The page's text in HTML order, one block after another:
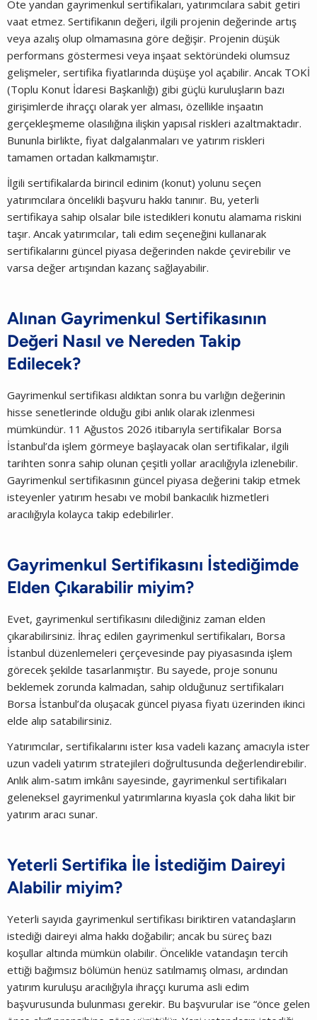
Öte yandan gayrimenkul sertifikaları, yatırımcılara sabit getiri
vaat etmez. Sertifikanın değeri, ilgili projenin değerinde artış
veya azalış olup olmamasına göre değişir. Projenin düşük
performans göstermesi veya inşaat sektöründeki olumsuz
gelişmeler, sertifika fiyatlarında düşüşe yol açabilir. Ancak TOKİ
(Toplu Konut İdaresi Başkanlığı) gibi güçlü kuruluşların bazı
girişimlerde ihraççı olarak yer alması, özellikle inşaatın
gerçekleşmeme olasılığına ilişkin yapısal riskleri azaltmaktadır.
Bununla birlikte, fiyat dalgalanmaları ve yatırım riskleri
tamamen ortadan kalkmamıştır.
İlgili sertifikalarda birincil edinim (konut) yolunu seçen
yatırımcılara öncelikli başvuru hakkı tanınır. Bu, yeterli
sertifikaya sahip olsalar bile istedikleri konutu alamama riskini
taşır. Ancak yatırımcılar, tali edim seçeneğini kullanarak
sertifikalarını güncel piyasa değerinden nakde çevirebilir ve
varsa değer artışından kazanç sağlayabilir.
Alınan Gayrimenkul Sertifikasının
Değeri Nasıl ve Nereden Takip
Edilecek?
Gayrimenkul sertifikası aldıktan sonra bu varlığın değerinin
hisse senetlerinde olduğu gibi anlık olarak izlenmesi
mümkündür. 11 Ağustos 2026 itibarıyla sertifikalar Borsa
İstanbul’da işlem görmeye başlayacak olan sertifikalar, ilgili
tarihten sonra sahip olunan çeşitli yollar aracılığıyla izlenebilir.
Gayrimenkul sertifikasının güncel piyasa değerini takip etmek
isteyenler yatırım hesabı ve mobil bankacılık hizmetleri
aracılığıyla kolayca takip edebilirler.
Gayrimenkul Sertifikasını İstediğimde
Elden Çıkarabilir miyim?
Evet, gayrimenkul sertifikasını dilediğiniz zaman elden
çıkarabilirsiniz. İhraç edilen gayrimenkul sertifikaları, Borsa
İstanbul düzenlemeleri çerçevesinde pay piyasasında işlem
görecek şekilde tasarlanmıştır. Bu sayede, proje sonunu
beklemek zorunda kalmadan, sahip olduğunuz sertifikaları
Borsa İstanbul’da oluşacak güncel piyasa fiyatı üzerinden ikinci
elde alıp satabilirsiniz.
Yatırımcılar, sertifikalarını ister kısa vadeli kazanç amacıyla ister
uzun vadeli yatırım stratejileri doğrultusunda değerlendirebilir.
Anlık alım-satım imkânı sayesinde, gayrimenkul sertifikaları
geleneksel gayrimenkul yatırımlarına kıyasla çok daha likit bir
yatırım aracı sunar.
Yeterli Sertifika İle İstediğim Daireyi
Alabilir miyim?
Yeterli sayıda gayrimenkul sertifikası biriktiren vatandaşların
istediği daireyi alma hakkı doğabilir; ancak bu süreç bazı
koşullar altında mümkün olabilir. Öncelikle vatandaşın tercih
ettiği bağımsız bölümün henüz satılmamış olması, ardından
yatırım kuruluşu aracılığıyla ihraççı kuruma asli edim
başvurusunda bulunması gerekir. Bu başvurular ise “önce gelen